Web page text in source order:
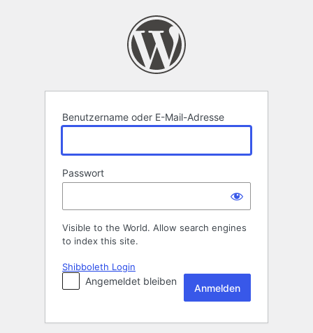
Benutzername oder E-Mail-Adresse
Passwort
Visible to the World. Allow search engines
to index this site.
Shibboleth Login
Angemeldet bleiben